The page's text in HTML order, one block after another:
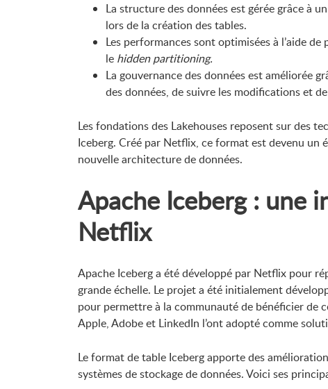
La structure des données est gérée grâce à
lors de la création des tables.
Les performances sont optimisées à l’aide
le hidden partitioning.
La gouvernance des données est améliorée
des données, de suivre les modifications et
Les fondations des Lakehouses reposent sur des
Iceberg. Créé par Netflix, ce format est devenu un
nouvelle architecture de données.
Apache Iceberg : une
Netflix
Apache Iceberg a été développé par Netflix pour
grande échelle. Le projet a été initialement
pour permettre à la communauté de bénéficier de
Apple, Adobe et LinkedIn l’ont adopté comme
Le format de table Iceberg apporte des
systèmes de stockage de données. Voici ses